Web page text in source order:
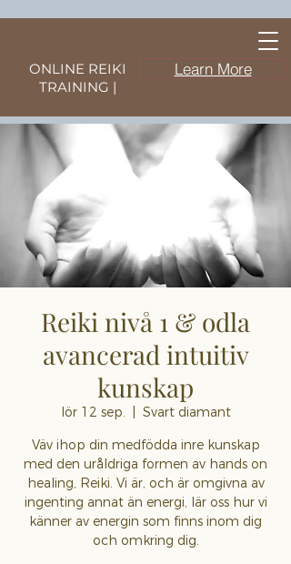
ONLINE REIKI
TRAINING |
Learn More
Reiki nivå 1 & odla
avancerad intuitiv
kunskap
lör 12 sep.
Svart diamant
Väv ihop din medfödda inre kunskap
med den uråldriga formen av hands on
healing, Reiki. Vi är, och är omgivna av
ingenting annat än energi, lär oss hur vi
känner av energin som finns inom dig
och omkring dig.